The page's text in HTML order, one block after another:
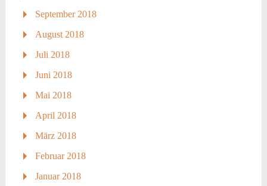
September 2018
August 2018
Juli 2018
Juni 2018
Mai 2018
April 2018
März 2018
Februar 2018
Januar 2018